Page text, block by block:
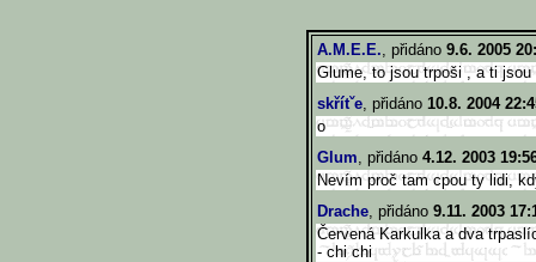
A.M.E.E., přidáno 9.6. 2005
Glume, to jsou trpoši , a ti jsou
skřítˇe, přidáno 10.8. 2004
o
Glum, přidáno 4.12. 2003
Nevím proč tam cpou ty lidi,
Drache, přidáno 9.11. 2003
Červená Karkulka a dva
- chi chi